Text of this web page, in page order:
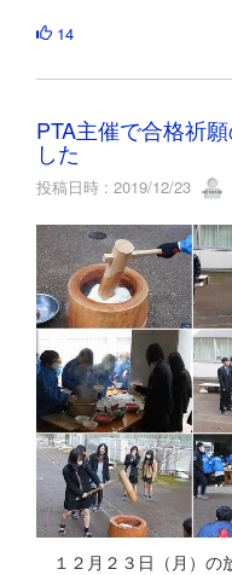
14
PTA主催で合格祈
した
投稿日時 : 2019/12/23
１２月２３日（月）の